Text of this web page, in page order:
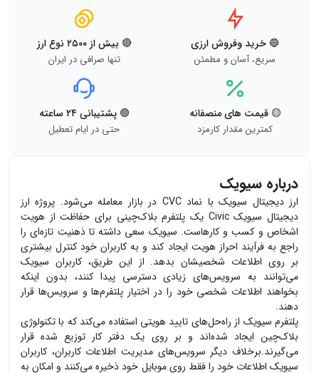
🔵 خرید وفروش ارزی
سریع، آسان و مطمئن
🔴 بیش از ۲۵۰۰ نوع ارز
تنها صرافی در ایران
🟡 قیمت های منصفانه
کمترین مقدار کارمزد
🟢 پشتیبانی ۲۴ ساعته
حتی در ایام تعطیل
درباره سیویک
ارز دیجیتال سیویک با نماد CVC در بازار معامله می‌شود. پروژه ارز
دیجیتال سیویک Civic یک پلتفرم بلاک‌چینی برای حفاظت از هویت
اشخاص و کسب و کارهاست. سیویک سعی داشته تا ذهنیت تازه‌ای را
راجع به فرآیند احراز هویت ایجاد کند و به کاربران خود کنترل بیشتری
بر روی اطلاعات شخصیشان بدهد. از این طریق، کاربران سیویک
می‌توانند به سرویس‌های زیادی دسترسی پیدا کنند، بدون اینکه
بخواهند اطلاعات شخصی خود را در اختیار پلتفرم‌ها و سرویس‌ها قرار
دهند.
پلتفرم سیویک از راه‌حل‌های تایید هویتی استفاده می‌کند که با تکنولوژی
بلاک‌چین ایجاد شده‌اند و بر روی یک دفتر کار توزیع شده قرار
می‌گیرند.برخلاف دیگر سرویس‌های مدیریت اطلاعات کاربران، کاربران
سیویک اطلاعات خود را فقط روی موبایل خود ذخیره می‌کنند و امکان به